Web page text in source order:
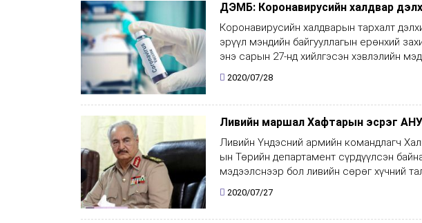
ДЭМБ: Коронавирусийн халдвар
Коронавирусийн халдварын тархалт
эрүүл мэндийн байгууллагын ерөнхий
энэ сарын 27-нд хийлгэсэн хэвлэлийн
2020/07/28
Ливийн маршал Хафтарын эсрэг АНУ
Ливийн Үндэсний армийн командлагч
ын Төрийн департамент сүрдүүлсэн
мэдээлснээр бол ливийн сөрөг хүчний
2020/07/27